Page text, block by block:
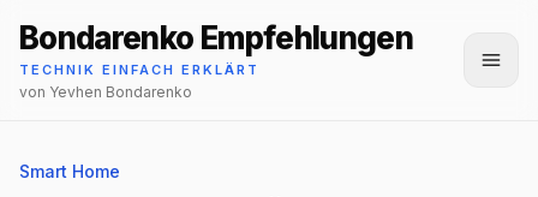
Bondarenko Empfehlungen
TECHNIK EINFACH ERKLÄRT
von Yevhen Bondarenko
Smart Home